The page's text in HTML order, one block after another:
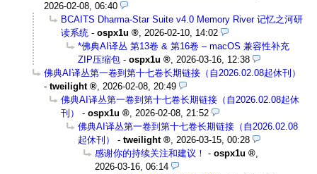
2026-02-08, 06:40
BCAITS Dharma-Star Suite v4.0 Memory River 记忆之河研
读系统 - ospx1u , 2026-02-10, 14:02
*佛典AI译丛 第13卷 & 第16卷 – macOS 兼容性补充
ZIP压缩包 - ospx1u , 2026-03-16, 12:38
佛典AI译丛第一卷到第十七卷长期链接（自2026.02.08起休刊）
- tweilight , 2026-02-08, 20:49
佛典AI译丛第一卷到第十七卷长期链接（自2026.02.08起休
刊）
- ospx1u , 2026-02-08, 21:52
佛典AI译丛第一卷到第十七卷长期链接（自2026.02.08
起休刊）
- tweilight , 2026-03-15, 00:28
感谢你的持续关注和建议！ - ospx1u
,
2026-03-16, 06:14